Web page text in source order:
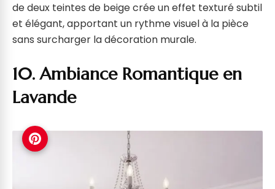
de deux teintes de beige crée un effet texturé subtil
et élégant, apportant un rythme visuel à la pièce
sans surcharger la décoration murale.
10. Ambiance Romantique en
Lavande